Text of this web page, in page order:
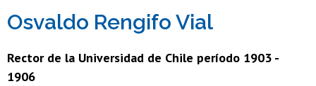
Académicas/os
Funcionarias/os
Osvaldo Rengifo Vial
Rector de la Universidad de Chile período 1903 -
1906